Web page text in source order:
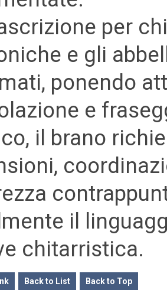
per
e gli
ponendo
e
il brano
il
chitarristica.
Back to List Back to Top